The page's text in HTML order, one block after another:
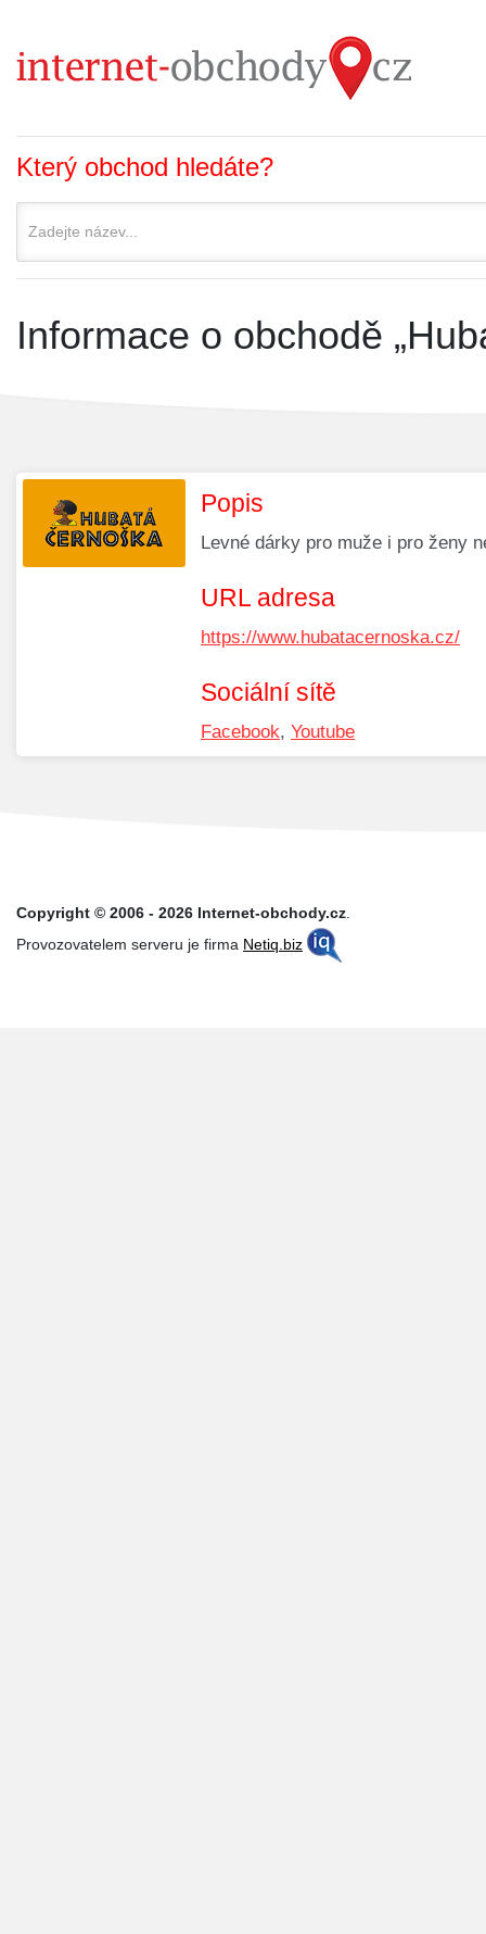
Který obchod hledáte?
Informace o obchodě
Popis
Levné dárky pro muže i pro ženy
URL adresa
https://www.hubatacernoska.cz/
Sociální sítě
Facebook, Youtube
Copyright © 2006 - 2026 Internet-obchody.cz.
Provozovatelem serveru je firma Netiq.biz